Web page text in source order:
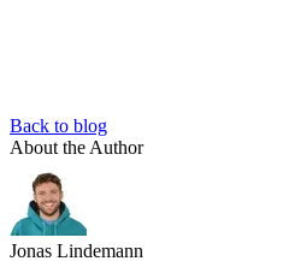
Back to blog
About the Author
Jonas Lindemann